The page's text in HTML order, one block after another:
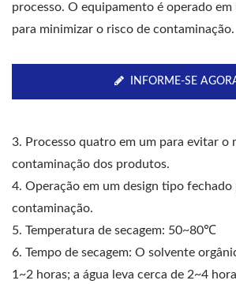
processo. O equipamento é operado em
para minimizar o risco de contaminação.
INFORME-SE
3. Processo quatro em um para evitar o
contaminação dos produtos.
4. Operação em um design tipo fechado
contaminação.
5. Temperatura de secagem: 50~80℃
6. Tempo de secagem: O solvente
1~2 horas; a água leva cerca de 2~4